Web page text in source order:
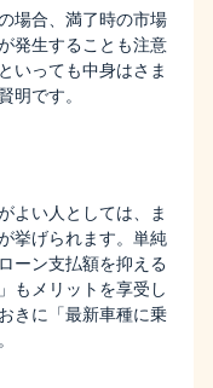
場合、満了時の市場
発生することも注意
いっても中身はさま
明です。
よい人としては、ま
挙げられます。単純
ーン支払額を抑える
もメリットを享受し
きに「最新車種に乗